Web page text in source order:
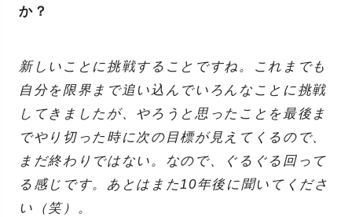
か？
新しいことに挑戦することですね。これまでも
自分を限界まで追い込んでいろんなことに挑戦
してきましたが、やろうと思ったことを最後ま
でやり切った時に次の目標が見えてくるので、
まだ終わりではない。なので、ぐるぐる回って
る感じです。あとはまた10年後に聞いてくださ
い（笑）。